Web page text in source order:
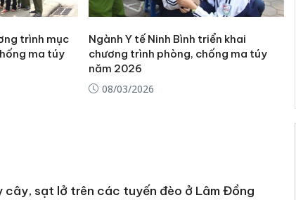
trình mục
ma túy
Ngành Y tế Ninh Bình triển khai
chương trình phòng, chống ma túy
năm 2026
08/03/2026
cây, sạt lở trên các tuyến đèo ở Lâm Đồng
Công an Thanh Hóa
án sản xuất, buôn
bán yến sào giả